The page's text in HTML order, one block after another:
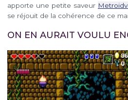
apporte une petite saveur
se réjouit de la cohérence de ce
ON EN AURAIT VOULU